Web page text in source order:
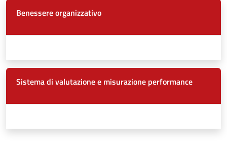
Benessere organizzativo
Sistema di valutazione e misurazione performance